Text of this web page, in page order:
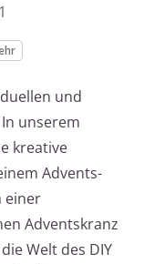
und
unserem
kreative
Advents-
einer
Adventskranz
Welt des DIY